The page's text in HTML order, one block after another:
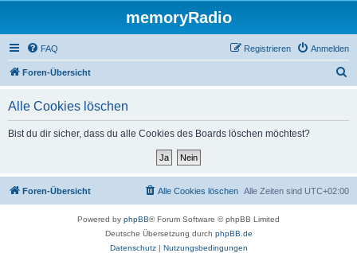
memoryRadio
FAQ Anmelden
Registrieren
Foren-Übersicht
Alle Cookies löschen
Bist du dir sicher, dass du alle Cookies des Boards löschen möchtest?
Foren-Übersicht Alle Zeiten sind UTC+02:00
Alle Cookies löschen
Powered by phpBB® Forum Software © phpBB Limited
Deutsche Übersetzung durch phpBB.de
Datenschutz| Nutzungsbedingungen